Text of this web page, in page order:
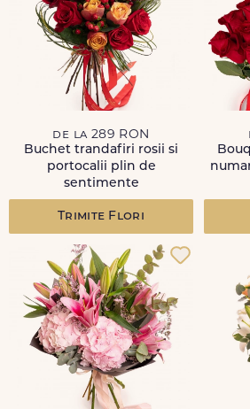
de la 289 RON
Buchet trandafiri rosii si
portocalii plin de
sentimente
Trimite Flori